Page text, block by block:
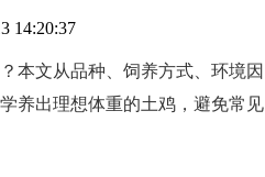
14:20:37
本文从品种、饲养方式、环境因
养出理想体重的土鸡，避免常见